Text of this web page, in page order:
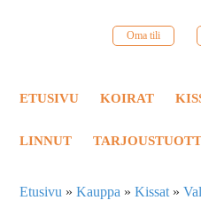
Oma tili
ETUSIVU KOIRAT
LINNUT
Etusivu »Kauppa »Kissat »